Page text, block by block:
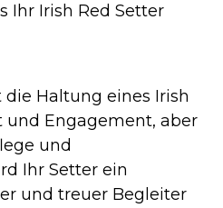
Ihr Irish Red Setter
Haltung eines Irish
und Engagement, aber
und
Ihr Setter ein
und treuer Begleiter